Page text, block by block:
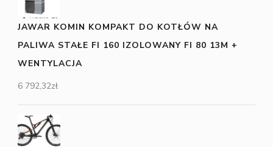
JAWAR KOMIN KOMPAKT DO KOTŁÓW NA
PALIWA STAŁE FI 160 IZOLOWANY FI 80 13M +
WENTYLACJA
6 792,32zł